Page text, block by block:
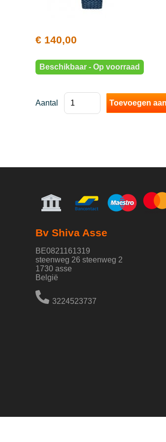
€ 140,00
Beschikbaar - Op voorraad
Aantal
Bv Shiva Asse
BE0821161319
steenweg 26 steenweg 2
1730 asse
België
3224523737